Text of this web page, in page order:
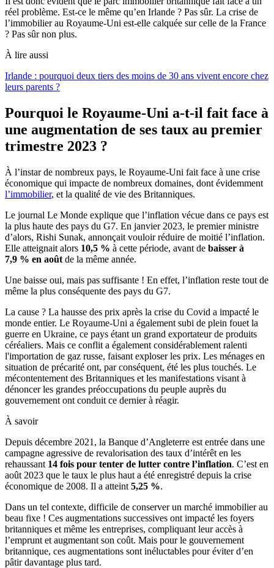
réel problème. Est-ce le même qu’en Irlande ? Pas sûr. La crise de
l’immobilier au Royaume-Uni est-elle calquée sur celle de la France
? Pas sûr non plus.
À lire aussi
Irlande : pourquoi deux tiers des moins de 30 ans vivent encore chez
leurs parents ?
Pourquoi le Royaume-Uni a-t-il fait face à
une augmentation de ses taux au premier
trimestre 2023 ?
À l’instar de nombreux pays, le Royaume-Uni fait face à une crise
économique qui impacte de nombreux domaines, dont évidemment
l’immobilier, et la qualité de vie des Britanniques.
Le journal Le Monde explique que l’inflation vécue dans ce pays est
la plus haute des pays du G7. En janvier 2023, le premier ministre
d’alors, Rishi Sunak, annonçait vouloir réduire de moitié l’inflation.
Elle atteignait alors 10,5 % à cette période, avant de baisser à
7,9 % en août de la même année.
Une baisse oui, mais pas suffisante ! En effet, l’inflation reste tout de
même la plus conséquente des pays du G7.
La cause ? La hausse des prix après la crise du Covid a impacté le
monde entier. Le Royaume-Uni a également subi de plein fouet la
guerre en Ukraine, ce pays étant un grand exportateur de produits
céréaliers. Mais ce conflit a également considérablement ralenti
l'importation de gaz russe, faisant exploser les prix. Les ménages en
situation de précarité ont, par conséquent, été les plus touchés. Le
mécontentement des Britanniques et les manifestations visant à
dénoncer les grandes préoccupations du peuple auprès du
gouvernement ont conduit ce dernier à réagir.
À savoir
Depuis décembre 2021, la Banque d’Angleterre est entrée dans une
campagne agressive de revalorisation des taux d’intérêt en les
rehaussant 14 fois pour tenter de lutter contre l’inflation. C’est en
août 2023 que le taux le plus haut a été enregistré depuis la crise
économique de 2008. Il a atteint 5,25 %.
Dans un tel contexte, difficile de conserver un marché immobilier au
beau fixe ! Ces augmentations successives ont impacté les foyers
britanniques et même les entreprises, compliquant leur accès à
l’emprunt et augmentant son coût. Mais pour le gouvernement
britannique, ces augmentations sont inéluctables pour éviter d’en
pâtir davantage plus tard.